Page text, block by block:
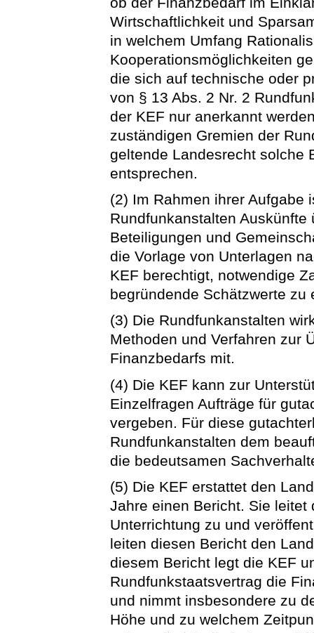
Wirtschaftlichkeit und
in welchem Umfang
Kooperationsmöglichkeiten
die sich auf technische oder
von § 13 Abs. 2 Nr. 2
der KEF nur anerkannt
zuständigen Gremien der
geltende Landesrecht solche
entsprechen.
(2) Im Rahmen ihrer Aufgabe
Rundfunkanstalten
Beteiligungen und
die Vorlage von Unterlagen
KEF berechtigt, notwendige
begründende Schätzwerte zu
(3) Die Rundfunkanstalten
Methoden und Verfahren zur
Finanzbedarfs mit.
(4) Die KEF kann zur
Einzelfragen Aufträge für
vergeben. Für diese
Rundfunkanstalten dem
die bedeutsamen
(5) Die KEF erstattet den
Jahre einen Bericht. Sie
Unterrichtung zu und
leiten diesen Bericht den
diesem Bericht legt die KEF
Rundfunkstaatsvertrag die
und nimmt insbesondere zu
Höhe und zu welchem